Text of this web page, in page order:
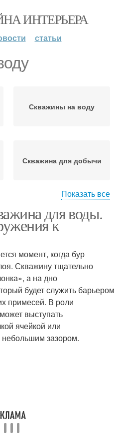
ИНТЕРЬЕРА
статьи
Скважины на воду
Скважина для добычи
Показать все
для воды.
к
момент, когда бур
Скважину тщательно
а на дно
будет служить барьером
примесей. В роли
выступать
ячейкой или
зазором.